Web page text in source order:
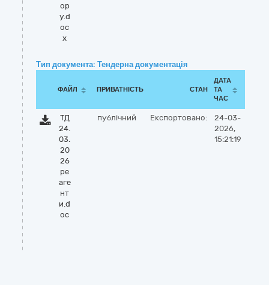
ор
у.d
oc
x
Тип документа: Тендерна документація
ФАЙЛ ПРИВАТНІСТЬ СТАН
ДАТА
ТА
ЧАС
ТД
24.
03.
20
26
ре
аге
нт
и.d
oc
публічний Експортовано:
24-03-
2026,
15:21:19